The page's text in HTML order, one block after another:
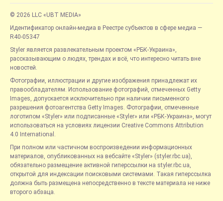
© 2026 LLC «UBT MEDIA»
Идентификатор онлайн-медиа в Реестре субъектов в сфере медиа —
R40-05347
Styler является развлекательным проектом «РБК-Украина»,
рассказывающим о людях, трендах и всё, что интересно читать вне
новостей.
Фотографии, иллюстрации и другие изображения принадлежат их
правообладателям. Использование фотографий, отмеченных Getty
Images, допускается исключительно при наличии письменного
разрешения фотоагентства Getty Images. Фотографии, отмеченные
логотипом «Styler» или подписанные «Styler» или «РБК-Украина», могут
использоваться на условиях лицензии Creative Commons Attribution
4.0 International.
При полном или частичном воспроизведении информационных
материалов, опубликованных на вебсайте «Styler» (styler.rbc.ua),
обязательно размещение активной гиперссылки на styler.rbc.ua,
открытой для индексации поисковыми системами. Такая гиперссылка
должна быть размещена непосредственно в тексте материала не ниже
второго абзаца.